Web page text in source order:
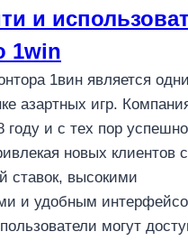
и
1win
1вин является
азартных игр.
году и с тех пор успешно
новых клиентов
ставок, высокими
и удобным
могут